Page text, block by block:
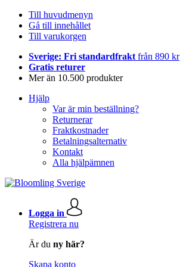
Till huvudmenyn
Gå till innehållet
Till varukorgen
Sverige: Fri standardfrakt från 890 kr
Gratis returer
Mer än 10.500 produkter
Hjälp
Var är min beställning?
Returnerar
Fraktkostnader
Betalningsalternativ
Kontakt
Alla hjälpämnen
Logga in
Registrera nu
Är du ny här?
Skapa konto